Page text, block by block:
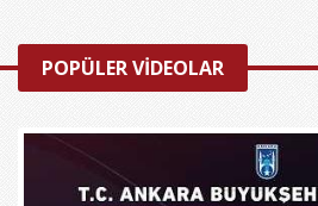
POPÜLER VİDEOLAR